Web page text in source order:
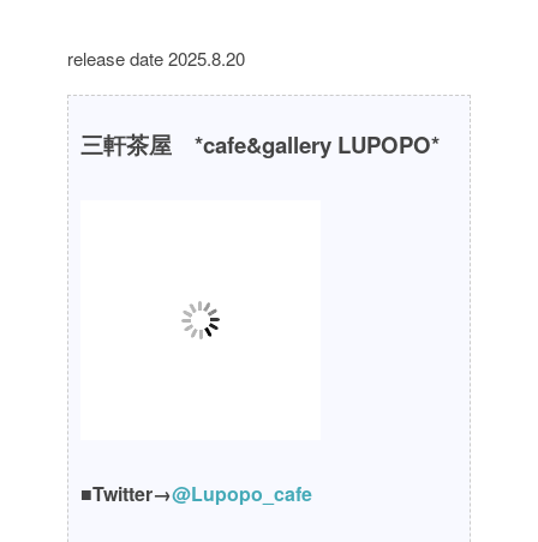
release date 2025.8.20
三軒茶屋 *cafe&gallery LUPOPO*
■Twitter→@Lupopo_cafe